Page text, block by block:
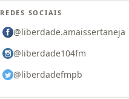
REDES SOCIAIS
@liberdade.amaissertaneja
@liberdade104fm
@liberdadefmpb